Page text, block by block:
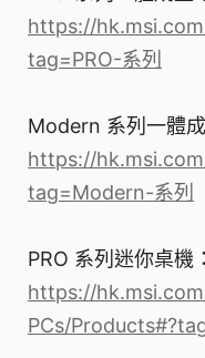
https://
tag=PRO-系列
Modern 系列一體成
https://
tag=Modern-系列
PRO 系列迷你桌機：
https://
PCs/